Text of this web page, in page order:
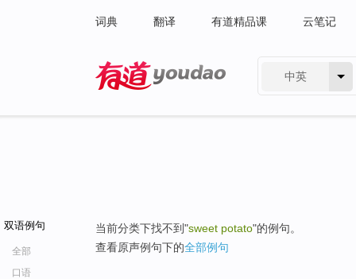
词典 翻译 有道精品课 云笔记
中英
双语例句
全部
口语
当前分类下找不到"sweet potato"的例句。
查看原声例句下的全部例句